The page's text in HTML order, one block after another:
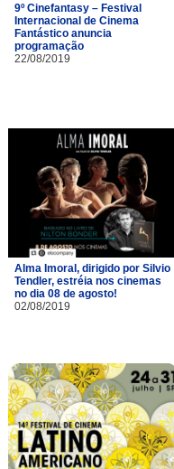
9º Cinefantasy – Festival
Internacional de Cinema
Fantástico anuncia
programação
22/08/2019
Alma Imoral, dirigido por Silvio
Tendler, estréia nos cinemas
no dia 08 de agosto!
02/08/2019